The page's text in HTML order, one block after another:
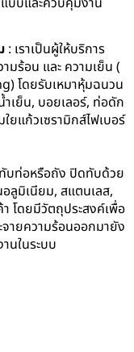
: เราเป็นผู้ให้บริการ
ร้อน และ ความเย็น (
โดยรับเหมาหุ้มฉนวน
เย็น, บอยเลอร์, ท่อดัก
ยแก้วเซรามิกส์ไฟเบอร์
บท่อหรือถัง ปิดทับด้วย
ลูมิเนียม, สแตนเลส,
โดยมีวัตถุประสงค์เพื่อ
ายความร้อนออกมายัง
นในระบบ